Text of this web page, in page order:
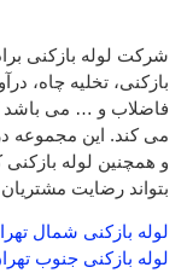
شرکت لوله بازکنی
بازکنی، تخلیه چاه،
می کند. این مجموعه
و همچنین لوله
بتواند رضایت
لوله بازکنی شمال
لوله بازکنی جنوب